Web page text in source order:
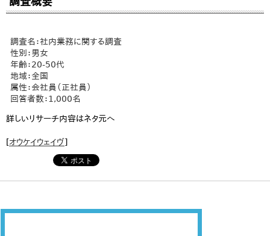
調査名：社内業務に関する調査
性別：男女
年齢：20-50代
地域：全国
属性：会社員（正社員）
回答者数：1,000名
詳しいリサーチ内容はネタ元へ
[オウケイウェイヴ]